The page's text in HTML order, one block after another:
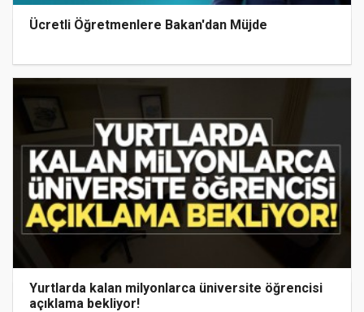
Ücretli Öğretmenlere Bakan'dan Müjde
Yurtlarda kalan milyonlarca üniversite öğrencisi
açıklama bekliyor!